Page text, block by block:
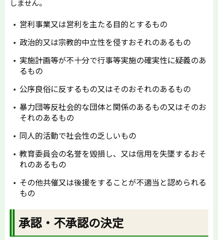
しません。
営利事業又は営利を主たる目的とするもの
政治的又は宗教的中立性を侵すおそれのあるもの
実施計画等が不十分で行事等実施の確実性に疑義のあ
るもの
公序良俗に反するもの又はそのおそれのあるもの
暴力団等反社会的な団体と関係のあるもの又はそのお
それのあるもの
同人的活動で社会性の乏しいもの
教育委員会の名誉を毀損し、又は信用を失墜するおそ
れのあるもの
その他共催又は後援をすることが不適当と認められる
もの
承認・不承認の決定